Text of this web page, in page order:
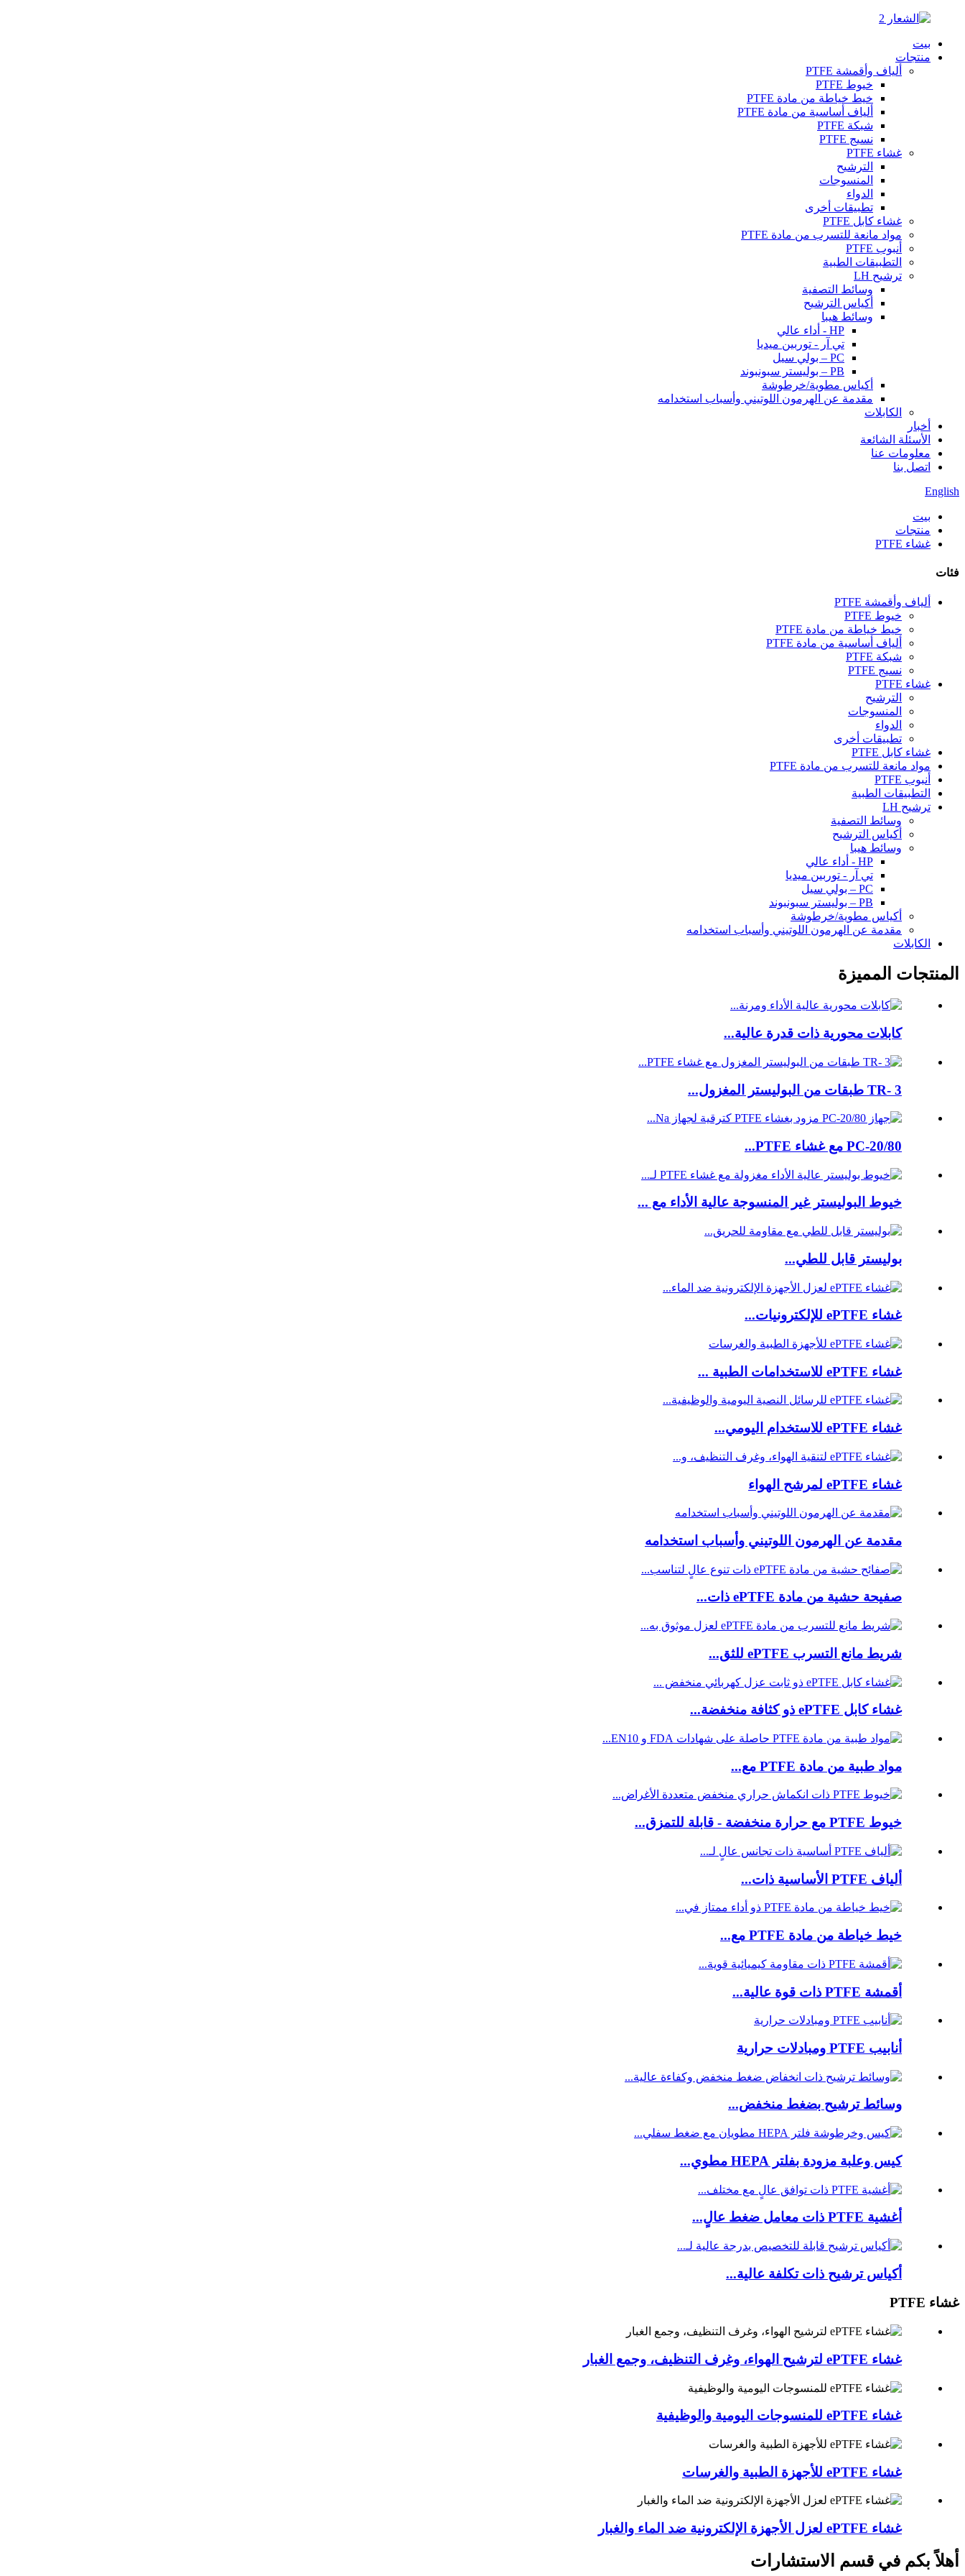
بيت
منتجات
ألياف وأقمشة PTFE
خيوط PTFE
خيط خياطة من مادة PTFE
ألياف أساسية من مادة PTFE
شبكة PTFE
نسيج PTFE
غشاء PTFE
الترشيح
المنسوجات
الدواء
تطبيقات أخرى
غشاء كابل PTFE
مواد مانعة للتسرب من مادة PTFE
أنبوب PTFE
التطبيقات الطبية
ترشيح LH
وسائط التصفية
أكياس الترشيح
وسائط هيبا
HP - أداء عالي
تي آر - توربين ميديا
PC – بولي سيل
PB – بوليستر سبونبوند
أكياس مطوية/خرطوشة
مقدمة عن الهرمون اللوتيني وأسباب استخدامه
الكابلات
أخبار
الأسئلة الشائعة
معلومات عنا
اتصل بنا
English
بيت
منتجات
غشاء PTFE
فئات
ألياف وأقمشة PTFE
خيوط PTFE
خيط خياطة من مادة PTFE
ألياف أساسية من مادة PTFE
شبكة PTFE
نسيج PTFE
غشاء PTFE
الترشيح
المنسوجات
الدواء
تطبيقات أخرى
غشاء كابل PTFE
مواد مانعة للتسرب من مادة PTFE
أنبوب PTFE
التطبيقات الطبية
ترشيح LH
وسائط التصفية
أكياس الترشيح
وسائط هيبا
HP - أداء عالي
تي آر - توربين ميديا
PC – بولي سيل
PB – بوليستر سبونبوند
أكياس مطوية/خرطوشة
مقدمة عن الهرمون اللوتيني وأسباب استخدامه
الكابلات
المنتجات المميزة
كابلات محورية ذات قدرة عالية...
TR- 3 طبقات من البوليستر المغزول...
PC-20/80 مع غشاء PTFE...
خيوط البوليستر غير المنسوجة عالية الأداء مع ...
بوليستر قابل للطي...
غشاء ePTFE للإلكترونيات...
غشاء ePTFE للاستخدامات الطبية ...
غشاء ePTFE للاستخدام اليومي...
غشاء ePTFE لمرشح الهواء
مقدمة عن الهرمون اللوتيني وأسباب استخدامه
صفيحة حشية من مادة ePTFE ذات...
شريط مانع التسرب ePTFE للثق...
غشاء كابل ePTFE ذو كثافة منخفضة...
مواد طبية من مادة PTFE مع...
خيوط PTFE مع حرارة منخفضة - قابلة للتمزق...
ألياف PTFE الأساسية ذات...
خيط خياطة من مادة PTFE مع...
أقمشة PTFE ذات قوة عالية...
أنابيب PTFE ومبادلات حرارية
وسائط ترشيح بضغط منخفض...
كيس وعلبة مزودة بفلتر HEPA مطوي...
أغشية PTFE ذات معامل ضغط عالٍ...
أكياس ترشيح ذات تكلفة عالية...
غشاء PTFE
غشاء ePTFE لترشيح الهواء، وغرف التنظيف، وجمع الغبار
غشاء ePTFE للمنسوجات اليومية والوظيفية
غشاء ePTFE للأجهزة الطبية والغرسات
غشاء ePTFE لعزل الأجهزة الإلكترونية ضد الماء والغبار
أهلاً بكم في قسم الاستشارات